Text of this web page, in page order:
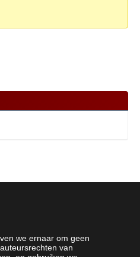
we ernaar om geen
van